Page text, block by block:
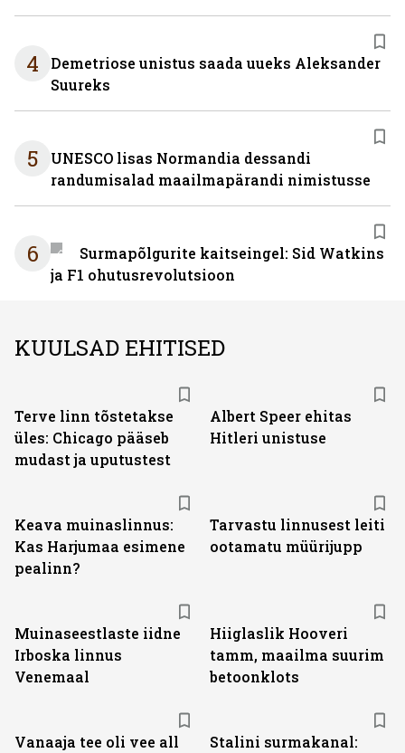
4
Demetriose unistus saada uueks Aleksander
Suureks
5
UNESCO lisas Normandia dessandi
randumisalad maailmapärandi nimistusse
6
Surmapõlgurite kaitseingel: Sid Watkins
ja F1 ohutusrevolutsioon
KUULSAD EHITISED
Terve linn tõstetakse
üles: Chicago pääseb
mudast ja uputustest
Albert Speer ehitas
Hitleri unistuse
Keava muinaslinnus:
Kas Harjumaa esimene
pealinn?
Tarvastu linnusest leiti
ootamatu müürijupp
Muinaseestlaste iidne
Irboska linnus
Venemaal
Hiiglaslik Hooveri
tamm, maailma suurim
betoonklots
Vanaaja tee oli vee all
Stalini surmakanal: